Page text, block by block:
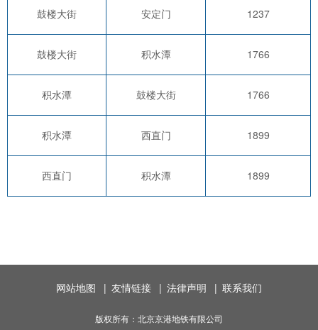
鼓楼大街 安定门 1237
鼓楼大街 积水潭 1766
积水潭 鼓楼大街 1766
积水潭 西直门 1899
西直门 积水潭 1899
网站地图 | 友情链接 | 法律声明 | 联系我们
版权所有：北京京港地铁有限公司